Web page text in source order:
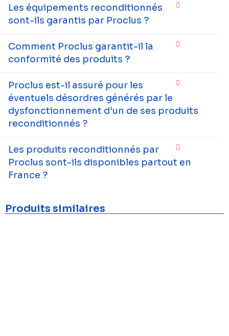
Les équipements reconditionnés
sont-ils garantis par Proclus ?
Comment Proclus garantit-il la
conformité des produits ?
Proclus est-il assuré pour les
éventuels désordres générés par le
dysfonctionnement d’un de ses produits
reconditionnés ?
Les produits reconditionnés par
Proclus sont-ils disponibles partout en
France ?
Produits similaires